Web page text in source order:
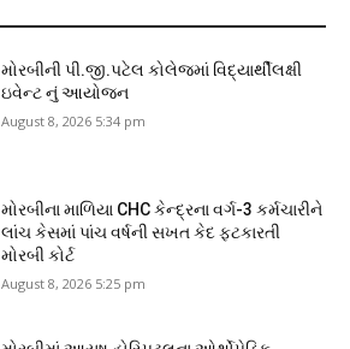
મોરબીની પી.જી.પટેલ કોલેજમાં વિદ્યાર્થીલક્ષી
ઇવેન્ટ નું આયોજન
August 8, 2026 5:34 pm
મોરબીના માળિયા CHC કેન્દ્રના વર્ગ-3 કર્મચારીને
લાંચ કેસમાં પાંચ વર્ષની સખત કેદ ફટકારતી
મોરબી કોર્ટ
August 8, 2026 5:25 pm